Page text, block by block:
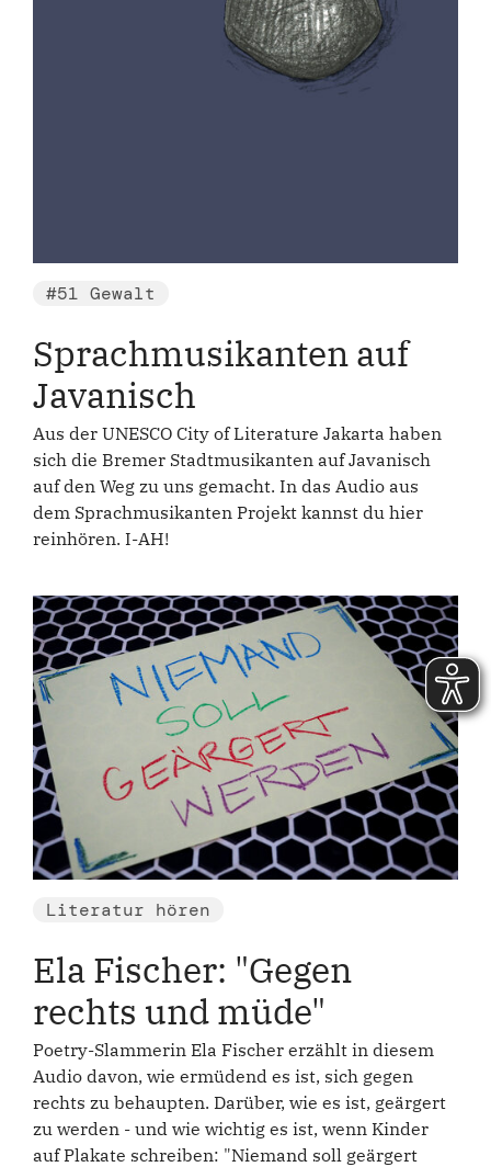
#51 Gewalt
Sprachmusikanten auf
Javanisch
Aus der UNESCO City of Literature Jakarta haben
sich die Bremer Stadtmusikanten auf Javanisch
auf den Weg zu uns gemacht. In das Audio aus
dem Sprachmusikanten Projekt kannst du hier
reinhören. I-AH!
Literatur hören
Ela Fischer: "Gegen
rechts und müde"
Poetry-Slammerin Ela Fischer erzählt in diesem
Audio davon, wie ermüdend es ist, sich gegen
rechts zu behaupten. Darüber, wie es ist, geärgert
zu werden - und wie wichtig es ist, wenn Kinder
auf Plakate schreiben: "Niemand soll geärgert